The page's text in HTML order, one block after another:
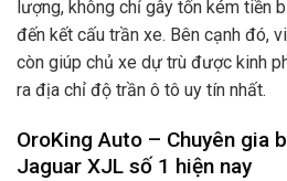
lượng, không chỉ gây tốn kém tiền
đến kết cấu trần xe. Bên cạnh đó,
còn giúp chủ xe dự trù được kinh
ra địa chỉ độ trần ô tô uy tín nhất.
OroKing Auto – Chuyên gia
Jaguar XJL số 1 hiện nay